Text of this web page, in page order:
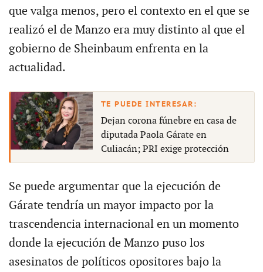
que valga menos, pero el contexto en el que se
realizó el de Manzo era muy distinto al que el
gobierno de Sheinbaum enfrenta en la
actualidad.
Dejan corona fúnebre en casa de
diputada Paola Gárate en
Culiacán; PRI exige protección
Se puede argumentar que la ejecución de
Gárate tendría un mayor impacto por la
trascendencia internacional en un momento
donde la ejecución de Manzo puso los
asesinatos de políticos opositores bajo la